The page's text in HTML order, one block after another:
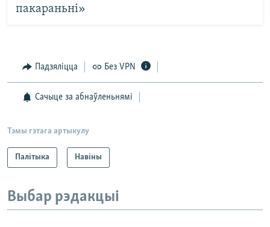
пакараньні»
Падзяліцца Без VPN
Сачыце за абнаўленьнямі
Тэмы гэтага артыкулу
Палітыка Навіны
Выбар рэдакцыі